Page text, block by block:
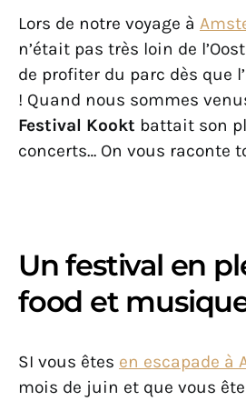
Lors de notre voyage à
n’était pas très loin de
de profiter du parc dès que
! Quand nous sommes
Festival Kookt battait son
concerts… On vous raconte
Un festival en
food et
SI vous êtes en escapade à
mois de juin et que vous